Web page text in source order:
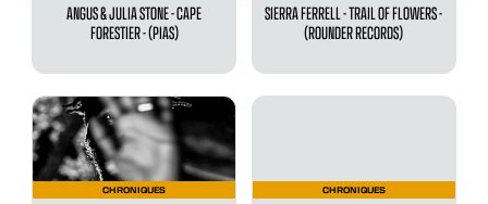
ANGUS & JULIA STONE - CAPE
FORESTIER - (PIAS)
SIERRA FERRELL - TRAIL OF FLOWERS -
(ROUNDER RECORDS)
CHRONIQUES CHRONIQUES